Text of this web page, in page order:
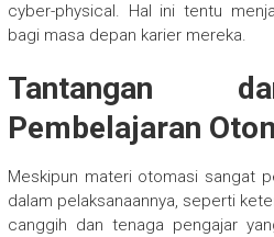
cyber-physical. Hal ini tentu
bagi masa depan karier mereka.
Tantangan
Pembelajaran
Meskipun materi otomasi sangat
dalam pelaksanaannya, seperti
canggih dan tenaga pengajar